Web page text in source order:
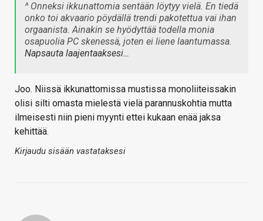
^ Onneksi ikkunattomia sentään löytyy vielä. En tiedä
onko toi akvaario pöydällä trendi pakotettua vai ihan
orgaanista. Ainakin se hyödyttää todella monia
osapuolia PC skenessä, joten ei liene laantumassa.
Napsauta laajentaaksesi…
Joo. Niissä ikkunattomissa mustissa monoliiteissakin
olisi silti omasta mielestä vielä parannuskohtia mutta
ilmeisesti niin pieni myynti ettei kukaan enää jaksa
kehittää.
Kirjaudu sisään vastataksesi